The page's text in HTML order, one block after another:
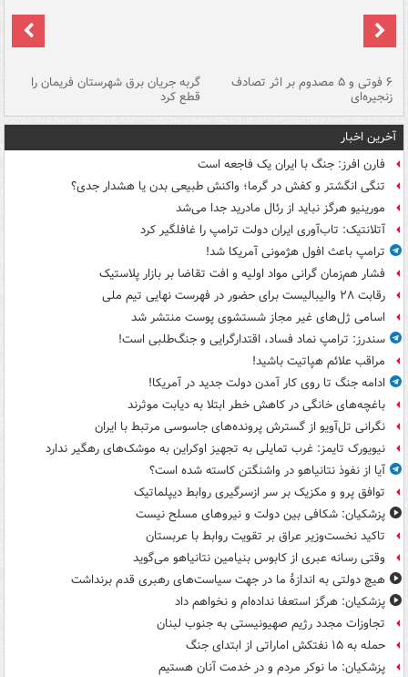
۶ فوتی و ۵ مصدوم بر اثر تصادف
زنجیره‌ای
گربه جریان برق شهرستان فریمان را
قطع کرد
آخرین اخبار
فارن افرز: جنگ با ایران یک فاجعه است
تنگی انگشتر و کفش در گرما؛ واکنش طبیعی بدن یا هشدار جدی؟
مورینیو هرگز نباید از رئال مادرید جدا می‌شد
آتلانتیک: تاب‌آوری ایران دولت ترامپ را غافلگیر کرد
ترامپ باعث افول هژمونی آمریکا شد!
فشار هم‌زمان گرانی مواد اولیه و افت تقاضا بر بازار پلاستیک
رقابت ۲۸ والیبالیست برای حضور در فهرست نهایی تیم ملی
اسامی ژل‌های غیر مجاز شستشوی پوست منتشر شد
سندرز: ترامپ نماد فساد، اقتدارگرایی و جنگ‌طلبی است!
مراقب علائم هپاتیت باشید!
ادامه جنگ تا روی کار آمدن دولت جدید در آمریکا!
باغچه‌های خانگی در کاهش خطر ابتلا به دیابت موثرند
نگرانی تل‌آویو از گسترش پرونده‌های جاسوسی مرتبط با ایران
نیویورک تایمز: غرب تمایلی به تجهیز اوکراین به موشک‌های رهگیر ندارد
آیا از نفوذ نتانیاهو در واشنگتن کاسته شده است؟
توافق پرو و مکزیک بر سر ازسرگیری روابط دیپلماتیک
پزشکیان: شکافی بین دولت و نیروهای مسلح نیست
تاکید نخست‌وزیر عراق بر تقویت روابط با عربستان
وقتی رسانه عبری از کابوس بنیامین نتانیاهو می‌گوید
هیچ دولتی به اندازۀ ما در جهت سیاست‌های رهبری قدم برنداشت
پزشکیان: هرگز استعفا نداده‌ام و نخواهم داد
تجاوزات مجدد رژیم صهیونیستی به جنوب لبنان
حمله به ۱۵ نفتکش‌ اماراتی از ابتدای جنگ
پزشکیان: ما نوکر مردم و در خدمت آنان هستیم